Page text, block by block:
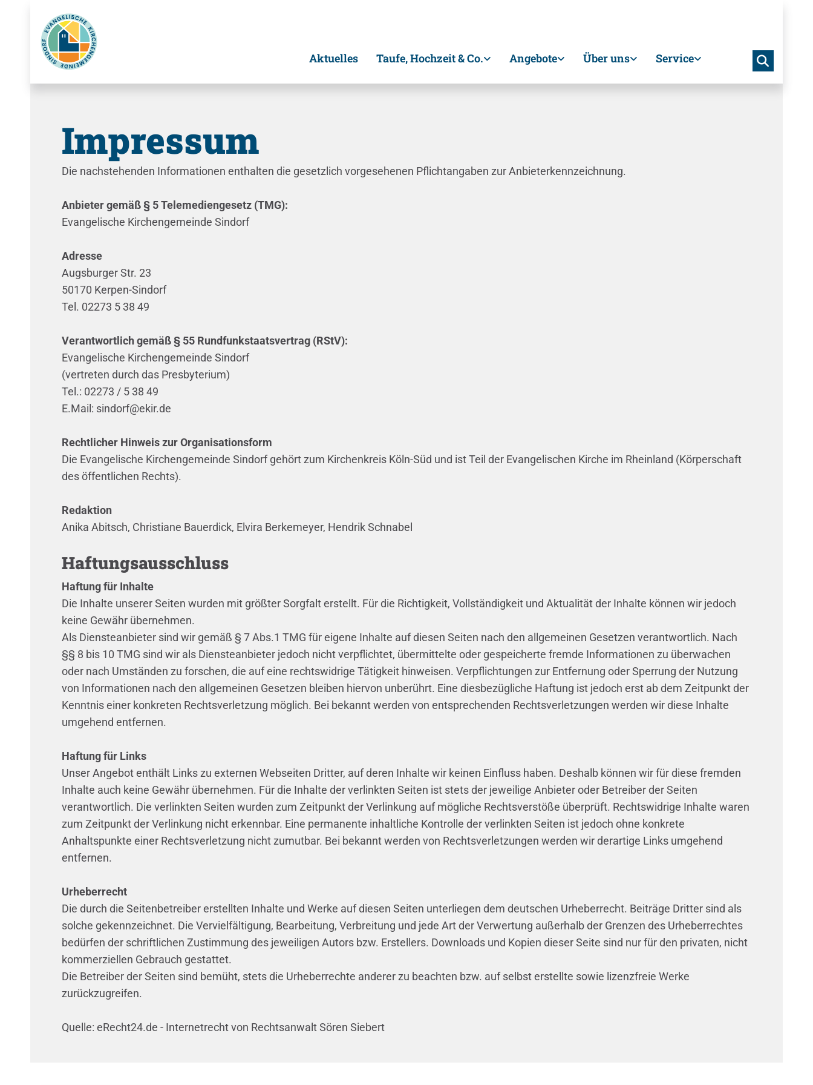
Aktuelles Taufe, Hochzeit & Co. Angebote Über uns Service
Impressum
Die nachstehenden Informationen enthalten die gesetzlich vorgesehenen Pflichtangaben zur Anbieterkennzeichnung.
Anbieter gemäß § 5 Telemediengesetz (TMG):
Evangelische Kirchengemeinde Sindorf
Adresse
Augsburger Str. 23
50170 Kerpen-Sindorf
Tel. 02273 5 38 49
Verantwortlich gemäß § 55 Rundfunkstaatsvertrag (RStV):
Evangelische Kirchengemeinde Sindorf
(vertreten durch das Presbyterium)
Tel.: 02273 / 5 38 49
E.Mail: sindorf@ekir.de
Rechtlicher Hinweis zur Organisationsform
Die Evangelische Kirchengemeinde Sindorf gehört zum Kirchenkreis Köln-Süd und ist Teil der Evangelischen Kirche im Rheinland (Körperschaft
des öffentlichen Rechts).
Redaktion
Anika Abitsch, Christiane Bauerdick, Elvira Berkemeyer, Hendrik Schnabel
Haftungsausschluss
Haftung für Inhalte
Die Inhalte unserer Seiten wurden mit größter Sorgfalt erstellt. Für die Richtigkeit, Vollständigkeit und Aktualität der Inhalte können wir jedoch
keine Gewähr übernehmen.
Als Diensteanbieter sind wir gemäß § 7 Abs.1 TMG für eigene Inhalte auf diesen Seiten nach den allgemeinen Gesetzen verantwortlich. Nach
§§ 8 bis 10 TMG sind wir als Diensteanbieter jedoch nicht verpflichtet, übermittelte oder gespeicherte fremde Informationen zu überwachen
oder nach Umständen zu forschen, die auf eine rechtswidrige Tätigkeit hinweisen. Verpflichtungen zur Entfernung oder Sperrung der Nutzung
von Informationen nach den allgemeinen Gesetzen bleiben hiervon unberührt. Eine diesbezügliche Haftung ist jedoch erst ab dem Zeitpunkt der
Kenntnis einer konkreten Rechtsverletzung möglich. Bei bekannt werden von entsprechenden Rechtsverletzungen werden wir diese Inhalte
umgehend entfernen.
Haftung für Links
Unser Angebot enthält Links zu externen Webseiten Dritter, auf deren Inhalte wir keinen Einfluss haben. Deshalb können wir für diese fremden
Inhalte auch keine Gewähr übernehmen. Für die Inhalte der verlinkten Seiten ist stets der jeweilige Anbieter oder Betreiber der Seiten
verantwortlich. Die verlinkten Seiten wurden zum Zeitpunkt der Verlinkung auf mögliche Rechtsverstöße überprüft. Rechtswidrige Inhalte waren
zum Zeitpunkt der Verlinkung nicht erkennbar. Eine permanente inhaltliche Kontrolle der verlinkten Seiten ist jedoch ohne konkrete
Anhaltspunkte einer Rechtsverletzung nicht zumutbar. Bei bekannt werden von Rechtsverletzungen werden wir derartige Links umgehend
entfernen.
Urheberrecht
Die durch die Seitenbetreiber erstellten Inhalte und Werke auf diesen Seiten unterliegen dem deutschen Urheberrecht. Beiträge Dritter sind als
solche gekennzeichnet. Die Vervielfältigung, Bearbeitung, Verbreitung und jede Art der Verwertung außerhalb der Grenzen des Urheberrechtes
bedürfen der schriftlichen Zustimmung des jeweiligen Autors bzw. Erstellers. Downloads und Kopien dieser Seite sind nur für den privaten, nicht
kommerziellen Gebrauch gestattet.
Die Betreiber der Seiten sind bemüht, stets die Urheberrechte anderer zu beachten bzw. auf selbst erstellte sowie lizenzfreie Werke
zurückzugreifen.
Quelle: eRecht24.de - Internetrecht von Rechtsanwalt Sören Siebert